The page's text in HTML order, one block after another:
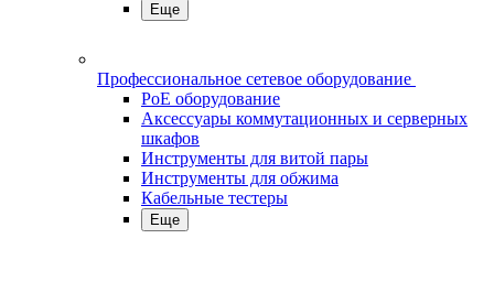
Еще
Профессиональное сетевое оборудование
PoE оборудование
Аксессуары коммутационных и серверных
шкафов
Инструменты для витой пары
Инструменты для обжима
Кабельные тестеры
Еще